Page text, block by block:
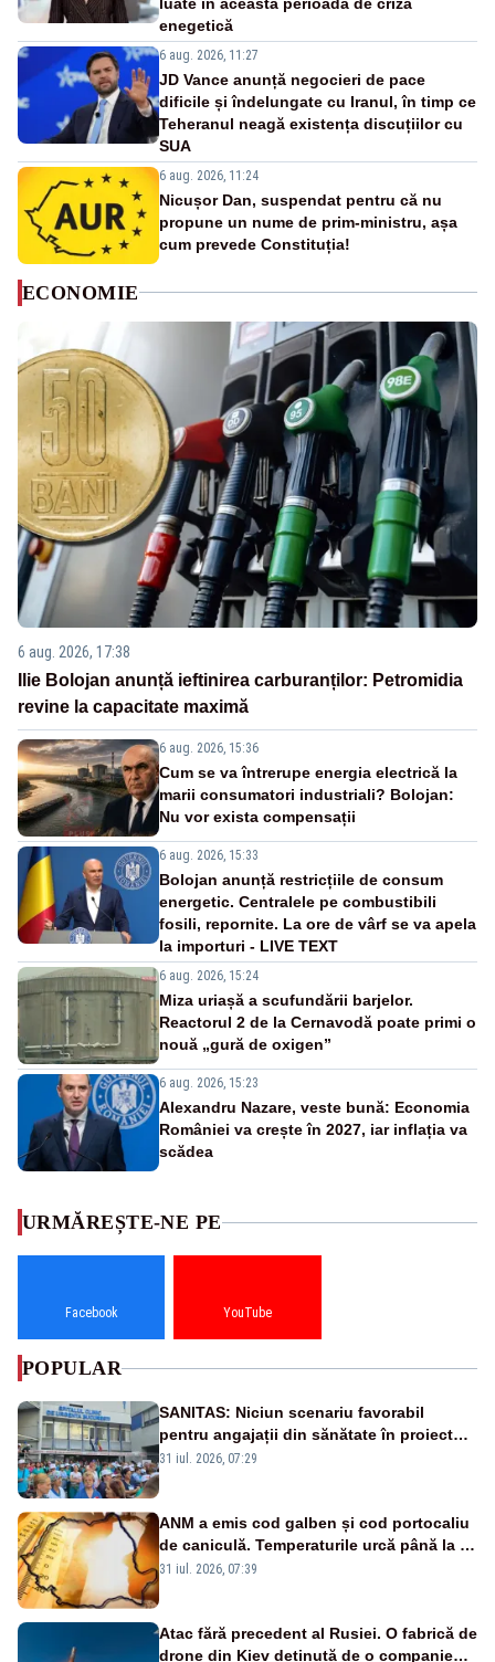
enegetică
6 aug. 2026, 11:27
JD Vance anunță negocieri de pace
dificile și îndelungate cu Iranul, în timp ce
Teheranul neagă existența discuțiilor cu
SUA
6 aug. 2026, 11:24
Nicușor Dan, suspendat pentru că nu
propune un nume de prim-ministru, așa
cum prevede Constituția!
ECONOMIE
6 aug. 2026, 17:38
Ilie Bolojan anunță ieftinirea carburanților: Petromidia
revine la capacitate maximă
6 aug. 2026, 15:36
Cum se va întrerupe energia electrică la
marii consumatori industriali? Bolojan:
Nu vor exista compensații
6 aug. 2026, 15:33
Bolojan anunță restricțiile de consum
energetic. Centralele pe combustibili
fosili, repornite. La ore de vârf se va apela
la importuri - LIVE TEXT
6 aug. 2026, 15:24
Miza uriașă a scufundării barjelor.
Reactorul 2 de la Cernavodă poate primi o
nouă „gură de oxigen”
6 aug. 2026, 15:23
Alexandru Nazare, veste bună: Economia
României va crește în 2027, iar inflația va
scădea
URMĂREȘTE-NE PE
Facebook YouTube
POPULAR
SANITAS: Niciun scenariu favorabil
pentru angajații din sănătate în proiectul
Legii salarizării
31 iul. 2026, 07:29
ANM a emis cod galben și cod portocaliu
de caniculă. Temperaturile urcă până la 38
de grade, iar nopțile devin tropicale
31 iul. 2026, 07:39
Atac fără precedent al Rusiei. O fabrică de
drone din Kiev deținută de o companie